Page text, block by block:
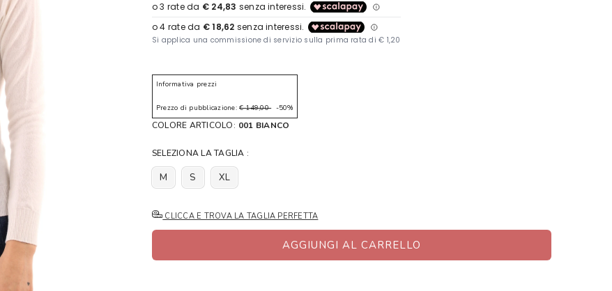
Informativa prezzi
Prezzo di pubblicazione: € 149,00-50%
COLORE ARTICOLO: 001 BIANCO
SELEZIONA LA TAGLIA :
M S XL
CLICCA E TROVA LA TAGLIA PERFETTA
AGGIUNGI AL CARRELLO